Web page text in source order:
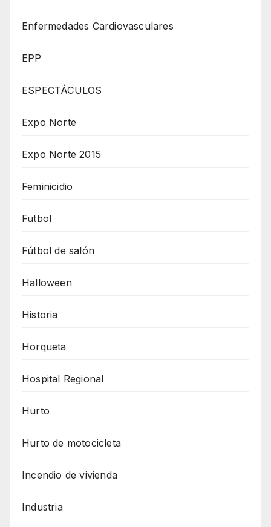
Enfermedades Cardiovasculares
EPP
ESPECTÁCULOS
Expo Norte
Expo Norte 2015
Feminicidio
Futbol
Fútbol de salón
Halloween
Historia
Horqueta
Hospital Regional
Hurto
Hurto de motocicleta
Incendio de vivienda
Industria